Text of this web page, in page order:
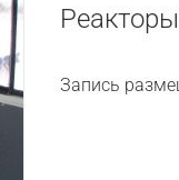
Реакторы
Запись